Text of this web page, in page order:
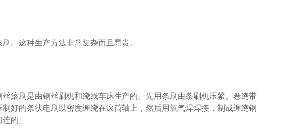
这种生产方法非常复杂而且昂贵。
刷是由钢丝刷机和绕线车床生产的。先用条刷由条刷机压紧。卷绕带
好的条状电刷以密度缠绕在滚筒轴上，然后用氧气焊焊接，制成缠绕钢
的。